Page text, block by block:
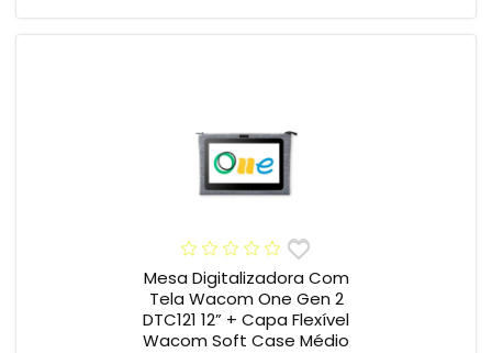
Mesa Digitalizadora Com
Tela Wacom One Gen 2
DTC121 12” + Capa Flexível
Wacom Soft Case Médio